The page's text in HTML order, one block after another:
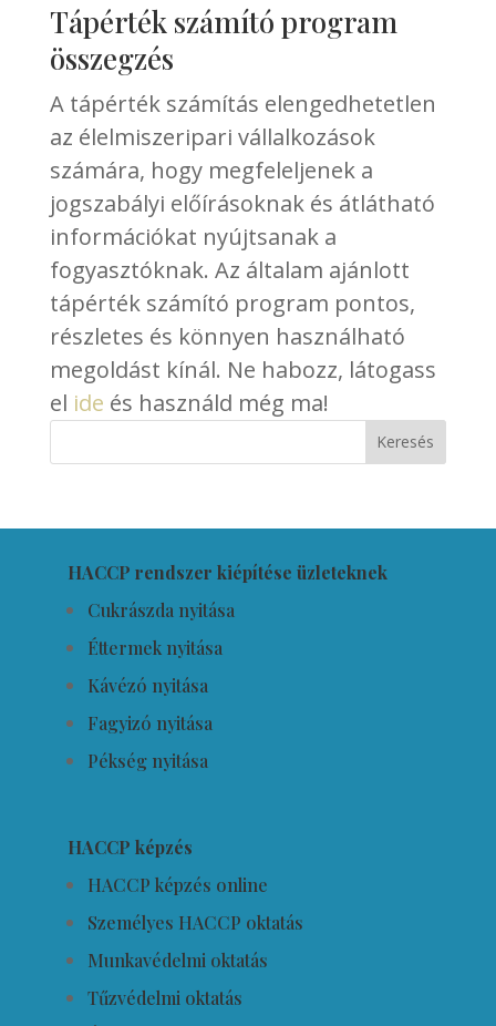
Tápérték számító program
összegzés
A tápérték számítás elengedhetetlen
az élelmiszeripari vállalkozások
számára, hogy megfeleljenek a
jogszabályi előírásoknak és átlátható
információkat nyújtsanak a
fogyasztóknak. Az általam ajánlott
tápérték számító program pontos,
részletes és könnyen használható
megoldást kínál. Ne habozz, látogass
el ide és használd még ma!
HACCP rendszer kiépítése üzleteknek
Cukrászda nyitása
Éttermek nyitása
Kávézó nyitása
Fagyizó nyitása
Pékség nyitása
HACCP képzés
HACCP képzés online
Személyes HACCP oktatás
Munkavédelmi oktatás
Tűzvédelmi oktatás